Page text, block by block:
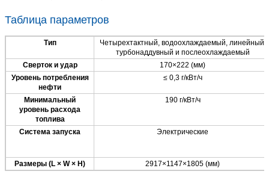
Таблица параметров
Тип
Четырехтактный, водоохлаждаемый, линейный,
турбонаддувный и послеохлаждаемый
Сверток и удар
170×222 (мм)
Уровень потребления
нефти
≤ 0,3 г/кВт/ч
Минимальный
уровень расхода
топлива
190 г/кВт/ч
Система запуска Электрические
Размеры (L × W × H) 2917×1147×1805 (мм)